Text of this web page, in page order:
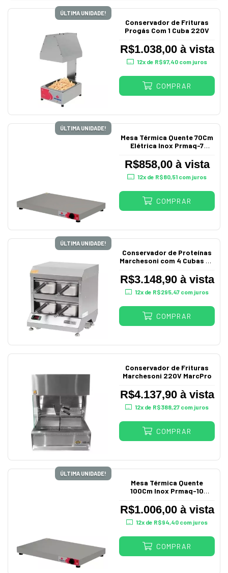
ÚLTIMA UNIDADE!
Conservador de Frituras
Progás Com 1 Cuba 220V
R$1.038,00 à vista
12x de R$97,40com juros
COMPRAR
ÚLTIMA UNIDADE!
Mesa Térmica Quente 70Cm
Elétrica Inox Prmaq-7
R$858,00 à vista
12x de R$80,51com juros
COMPRAR
ÚLTIMA UNIDADE!
Conservador de Proteínas
Marchesoni com 4 Cubas Gn
R$3.148,90 à vista
12x de R$295,47 com juros
COMPRAR
Conservador de Frituras
Marchesoni 220V MarcPro
R$4.137,90 à vista
12x de R$388,27 com juros
COMPRAR
ÚLTIMA UNIDADE!
Mesa Térmica Quente
100Cm Inox Prmaq-10
R$1.006,00 à vista
12x de R$94,40 com juros
COMPRAR